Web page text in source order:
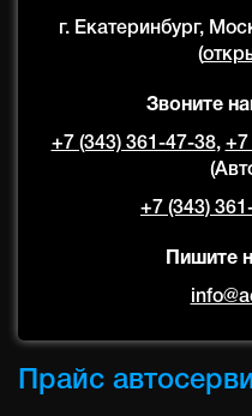
г. Екатеринбург,
(
Звоните
+7 (343) 361-47-38, +7
+7 (343)
Пишите
Прайс